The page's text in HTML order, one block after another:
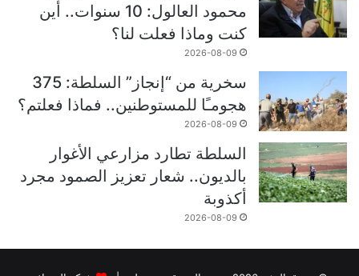
محمود العالول: 10 سنوات.. أين
كنت وماذا فعلت لنا؟
2026-08-09
سخرية من “إنجاز” السلطة: 375
هجومـًا للمستوطنين.. فماذا فعلتم؟
2026-08-09
السلطة تطارد مزارعي الأغوار
بالديون.. شعار تعزيز الصمود مجرد
أكذوبة
2026-08-09